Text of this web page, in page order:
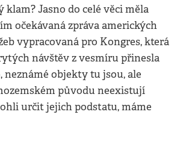
Jasno do celé věci měla
očekávaná zpráva amerických
vypracovaná pro Kongres, která
návštěv z vesmíru přinesla
neznámé objekty tu jsou, ale
původu neexistují
určit jejich podstatu, máme